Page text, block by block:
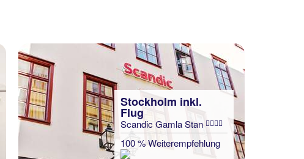
Stockholm inkl.
Flug
Scandic Gamla Stan
100 % Weiterempfehlung